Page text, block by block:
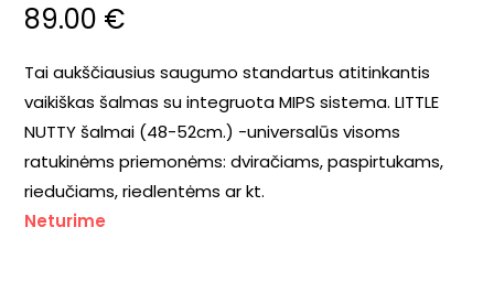
89.00 €
Tai aukščiausius saugumo standartus atitinkantis
vaikiškas šalmas su integruota MIPS sistema. LITTLE
NUTTY šalmai (48-52cm.) -universalūs visoms
ratukinėms priemonėms: dviračiams, paspirtukams,
riedučiams, riedlentėms ar kt.
Neturime